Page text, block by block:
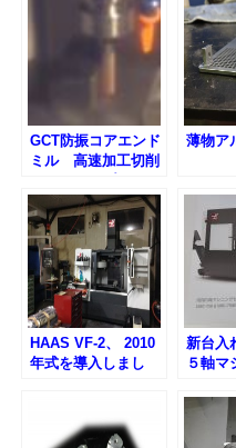
り抜き
GCT防振コアエンド
ミル 高速加工切削
しました。
薄物ア
HAAS VF-2、 2010
年式を導入しまし
新台入
５軸マ
契約